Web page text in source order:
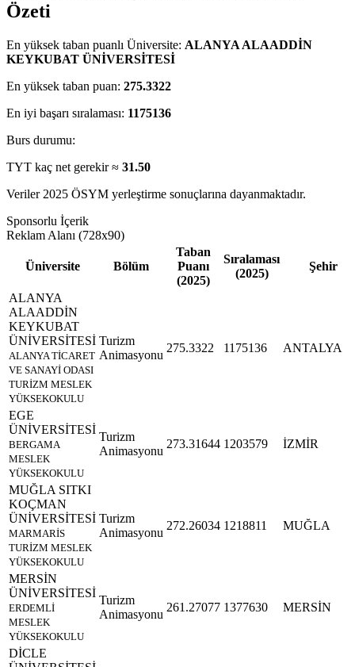
Özeti
En yüksek taban puanlı Üniversite: ALANYA ALAADDİN
KEYKUBAT ÜNİVERSİTESİ
En yüksek taban puan: 275.3322
En iyi başarı sıralaması: 1175136
Burs durumu:
TYT kaç net gerekir ≈ 31.50
Veriler 2025 ÖSYM yerleştirme sonuçlarına dayanmaktadır.
Sponsorlu İçerik
Reklam Alanı (728x90)
Üniversite Bölüm
Taban
Puanı
(2025)
Sıralaması
(2025)
Şehir
ALANYA
ALAADDİN
KEYKUBAT
ÜNİVERSİTESİ
ALANYA TİCARET
VE SANAYİ ODASI
TURİZM MESLEK
YÜKSEKOKULU
Turizm
Animasyonu
275.3322 1175136 ANTALYA
EGE
ÜNİVERSİTESİ
BERGAMA
MESLEK
YÜKSEKOKULU
Turizm
Animasyonu
273.31644 1203579 İZMİR
MUĞLA SITKI
KOÇMAN
ÜNİVERSİTESİ
MARMARİS
TURİZM MESLEK
YÜKSEKOKULU
Turizm
Animasyonu
272.26034 1218811 MUĞLA
MERSİN
ÜNİVERSİTESİ
ERDEMLİ
MESLEK
YÜKSEKOKULU
Turizm
Animasyonu
261.27077 1377630 MERSİN
DİCLE